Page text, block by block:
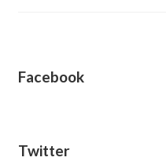
Facebook
Twitter